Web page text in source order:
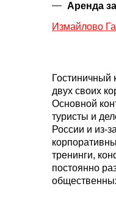
Аренда
Измайлово
Гостиничный
двух своих
Основной
туристы и
России и из-
тренинги,
постоянно